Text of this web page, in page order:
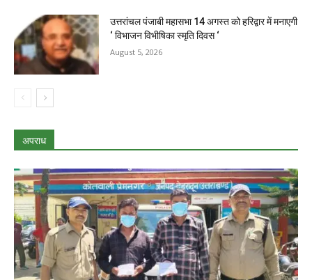
उत्तरांचल पंजाबी महासभा 14 अगस्त को हरिद्वार में मनाएगी
‘ विभाजन विभीषिका स्मृति दिवस ‘
August 5, 2026
अपराध